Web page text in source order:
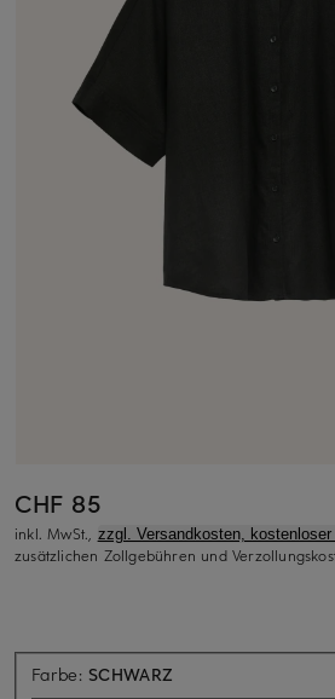
CHF 85
inkl. MwSt., zzgl. Versandkosten,
zusätzlichen Zollgebühren und
Farbe: SCHWARZ